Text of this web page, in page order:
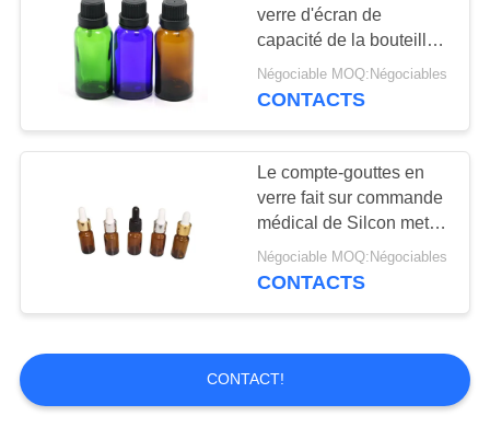
verre d'écran de
capacité de la bouteille
30ml de compte-gouttes
d'huile essentielle
Négociable MOQ:Négociables
CONTACTS
Le compte-gouttes en
verre fait sur commande
médical de Silcon met
15ml en bouteille avec
la couverture enduite par
Négociable MOQ:Négociables
CONTACTS
CONTACT!